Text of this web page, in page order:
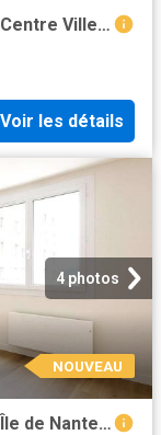
Vente appartement 4 pièces Nantes Centre Ville 44
Voir les détails
4 photos
NOUVEAU
Vente appartement 3 pièces Nantes Île de Nantes 44